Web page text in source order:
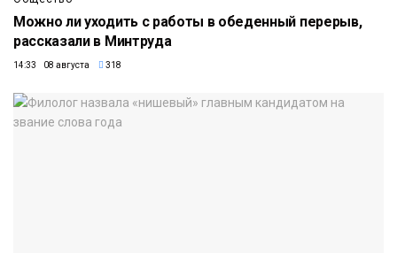
Можно ли уходить с работы в обеденный перерыв,
рассказали в Минтруда
14:33 08 августа 318